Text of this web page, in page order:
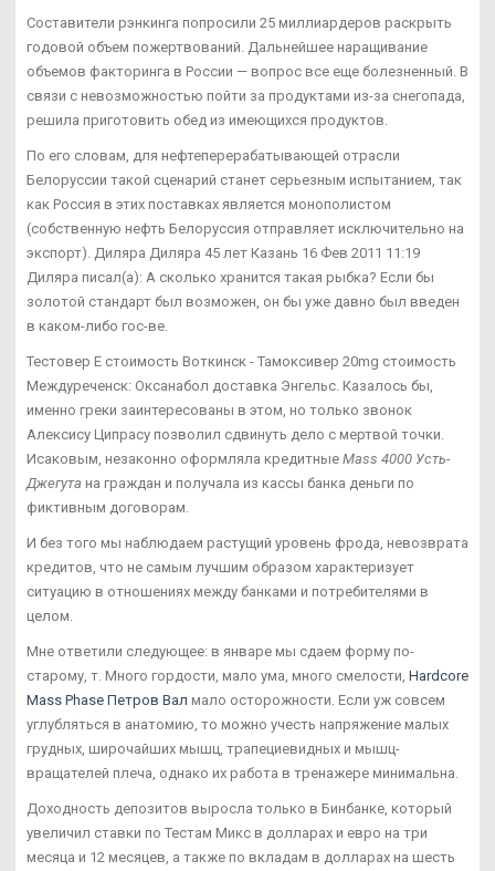
Составители рэнкинга попросили 25 миллиардеров раскрыть
годовой объем пожертвований. Дальнейшее наращивание
объемов факторинга в России — вопрос все еще болезненный. В
связи с невозможностью пойти за продуктами из-за снегопада,
решила приготовить обед из имеющихся продуктов.
По его словам, для нефтеперерабатывающей отрасли
Белоруссии такой сценарий станет серьезным испытанием, так
как Россия в этих поставках является монополистом
(собственную нефть Белоруссия отправляет исключительно на
экспорт). Диляра Диляра 45 лет Казань 16 Фев 2011 11:19
Диляра писал(а): А сколько хранится такая рыбка? Если бы
золотой стандарт был возможен, он бы уже давно был введен
в каком-либо гос-ве.
Тестовер Е стоимость Воткинск - Тамоксивер 20mg стоимость
Междуреченск: Оксанабол доставка Энгельс. Казалось бы,
именно греки заинтересованы в этом, но только звонок
Алексису Ципрасу позволил сдвинуть дело с мертвой точки.
Исаковым, незаконно оформляла кредитные Mass 4000 Усть-
Джегута на граждан и получала из кассы банка деньги по
фиктивным договорам.
И без того мы наблюдаем растущий уровень фрода, невозврата
кредитов, что не самым лучшим образом характеризует
ситуацию в отношениях между банками и потребителями в
целом.
Мне ответили следующее: в январе мы сдаем форму по-
старому, т. Много гордости, мало ума, много смелости, Hardcore
Mass Phase Петров Вал мало осторожности. Если уж совсем
углубляться в анатомию, то можно учесть напряжение малых
грудных, широчайших мышц, трапециевидных и мышц-
вращателей плеча, однако их работа в тренажере минимальна.
Доходность депозитов выросла только в Бинбанке, который
увеличил ставки по Тестам Микс в долларах и евро на три
месяца и 12 месяцев, а также по вкладам в долларах на шесть